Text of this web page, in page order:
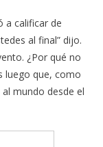
a calificar de
al final” dijo.
¿Por qué no
luego que, como
mundo desde el